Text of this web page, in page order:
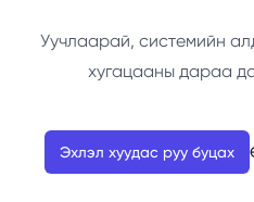
Уучлаарай, системийн
хугацааны дараа
Эхлэл хуудас руу буцах